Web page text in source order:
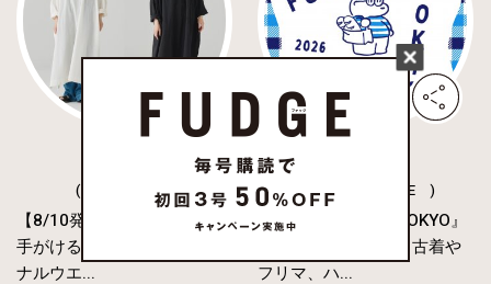
( FASHION )
【8/10発売】田中真里奈が
手がける《ファッジ オリジ
ナルウエ...
( CULTURE & LIFE )
『FUDGE Marché TOKYO』
2026年も開催決定！古着や
フリマ、ハ...